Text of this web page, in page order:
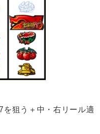
を狙う＋中・右リール適